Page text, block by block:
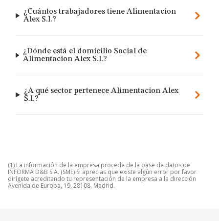
¿Cuántos trabajadores tiene Alimentacion
Alex S.l.?
¿Dónde está el domicilio Social de
Alimentacion Alex S.l.?
¿A qué sector pertenece Alimentacion Alex
S.l.?
(1) La información de la empresa procede de la base de datos de
INFORMA D&B S.A. (SME) Si aprecias que existe algún error por favor
dirígete acreditando tu representación de la empresa a la dirección
Avenida de Europa, 19, 28108, Madrid.